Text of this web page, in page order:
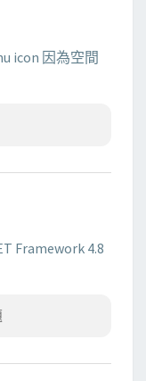
icon 因為空間
Framework 4.8